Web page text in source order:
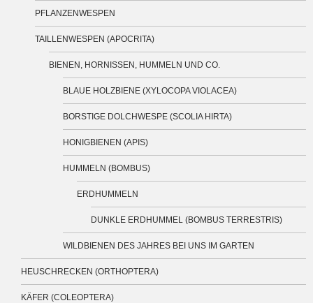
PFLANZENWESPEN
TAILLENWESPEN (APOCRITA)
BIENEN, HORNISSEN, HUMMELN UND CO.
BLAUE HOLZBIENE (XYLOCOPA VIOLACEA)
BORSTIGE DOLCHWESPE (SCOLIA HIRTA)
HONIGBIENEN (APIS)
HUMMELN (BOMBUS)
ERDHUMMELN
DUNKLE ERDHUMMEL (BOMBUS TERRESTRIS)
WILDBIENEN DES JAHRES BEI UNS IM GARTEN
HEUSCHRECKEN (ORTHOPTERA)
KÄFER (COLEOPTERA)